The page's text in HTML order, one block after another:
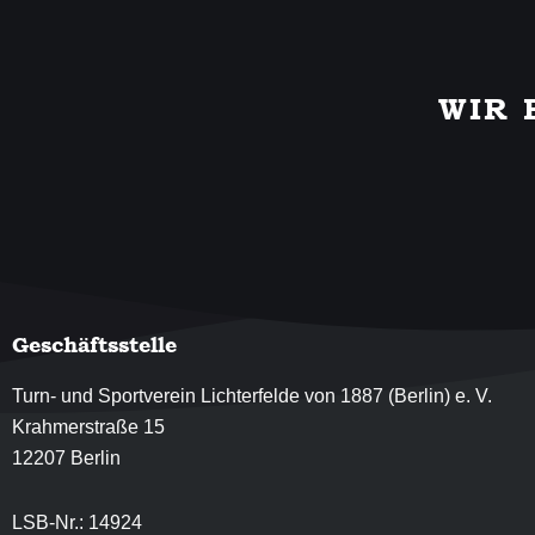
WIR
Geschäftsstelle
Turn- und Sportverein Lichterfelde von 1887 (Berlin) e. V.
Krahmerstraße 15
12207 Berlin
LSB-Nr.: 14924